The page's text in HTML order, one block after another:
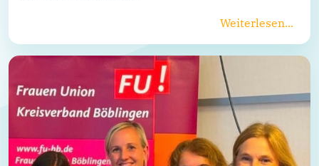
Weiterlesen...